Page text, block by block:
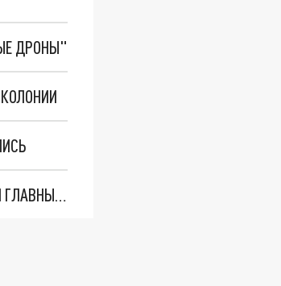
ДРОНЫ"
"МЫ ВАС ЗАСТАВИМ": ЖУТКИЕ ДЕТАЛИ ОХОТЫ НА ГЕНЕРАЛА. ЗЕЛЕНСКИЙ ОБЪЯСНИЛ ГЛАВНЫЙ СМЫСЛ ТЕРАКТА В ЦЕНТРЕ МОСКВЫ